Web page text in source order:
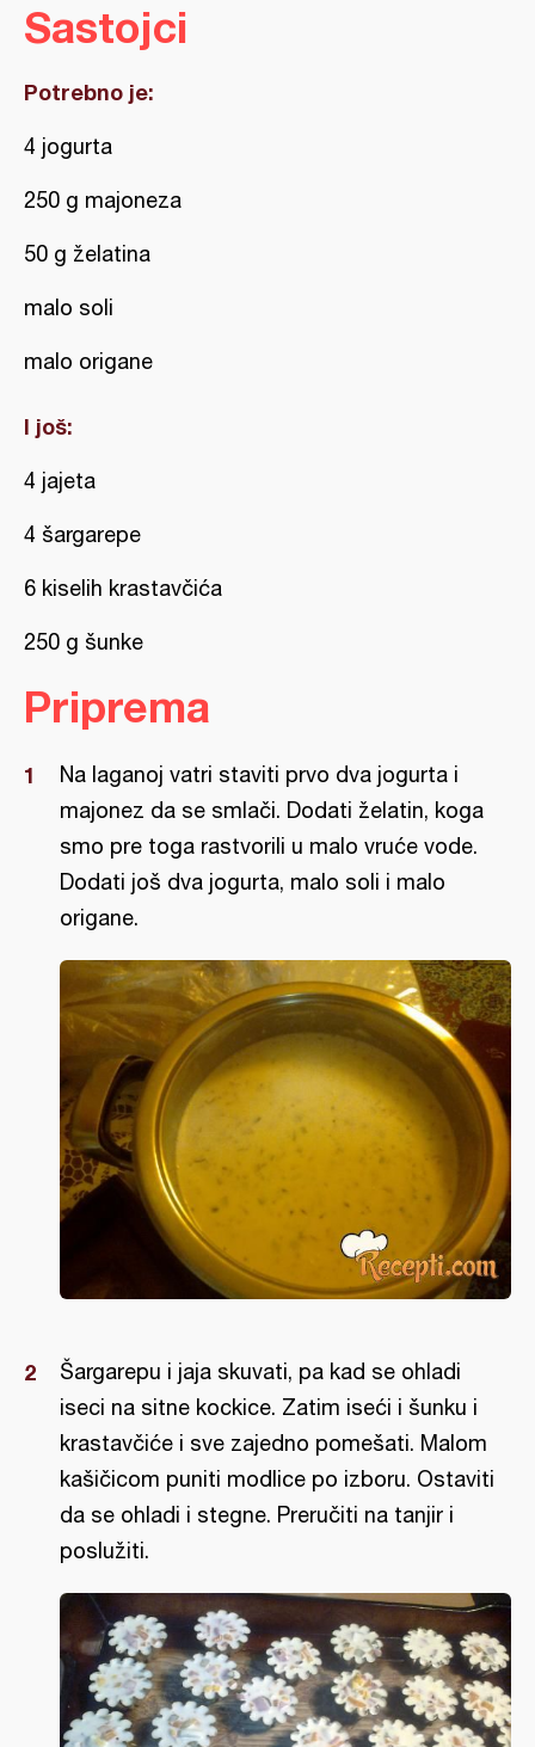
Sastojci
Potrebno je:
4 jogurta
250 g majoneza
50 g želatina
malo soli
malo origane
I još:
4 jajeta
4 šargarepe
6 kiselih krastavčića
250 g šunke
Priprema
Na laganoj vatri staviti prvo dva jogurta i
majonez da se smlači. Dodati želatin, koga
smo pre toga rastvorili u malo vruće vode.
Dodati još dva jogurta, malo soli i malo
origane.
Šargarepu i jaja skuvati, pa kad se ohladi
iseci na sitne kockice. Zatim iseći i šunku i
krastavčiće i sve zajedno pomešati. Malom
kašičicom puniti modlice po izboru. Ostaviti
da se ohladi i stegne. Preručiti na tanjir i
poslužiti.